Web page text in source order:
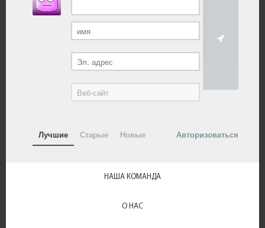
Лучшие Старые Новые Авторизоваться
НАША КОМАНДА
О НАС